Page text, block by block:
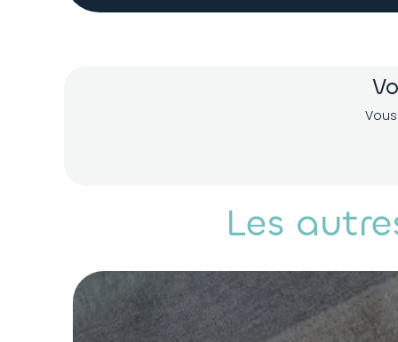
tient à votre disposition.
Les